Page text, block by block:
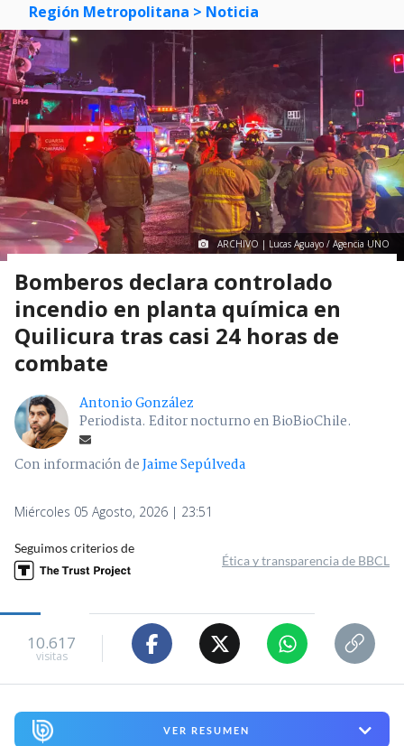
Región Metropolitana > Noticia
ARCHIVO | Lucas Aguayo / Agencia UNO
Bomberos declara controlado
incendio en planta química en
Quilicura tras casi 24 horas de
combate
Antonio González
Periodista. Editor nocturno en BioBioChile.
Con información deJaime Sepúlveda
Miércoles 05 Agosto, 2026 | 23:51
Seguimos criterios de
Ética y transparencia de BBCL
10.617
visitas
VER RESUMEN